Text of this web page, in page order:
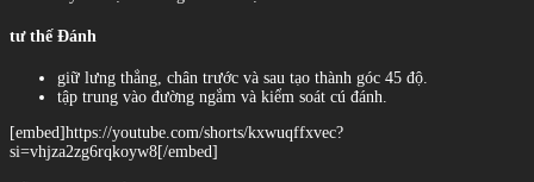
tư thế Đánh
giữ lưng thẳng, chân trước và sau tạo thành góc 45 độ.
tập trung vào đường ngắm và kiểm soát cú đánh.
[embed]https://youtube.com/shorts/kxwuqffxvec?
si=vhjza2zg6rqkoyw8[/embed]